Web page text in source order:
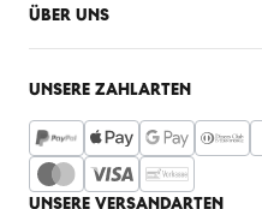
ÜBER UNS
UNSERE ZAHLARTEN
UNSERE VERSANDARTEN